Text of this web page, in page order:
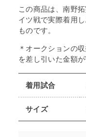
この商品は、南野
イツ戦で実際着用
ものです。
＊オークションの収
を差し引いた金額
着用試合
サイズ